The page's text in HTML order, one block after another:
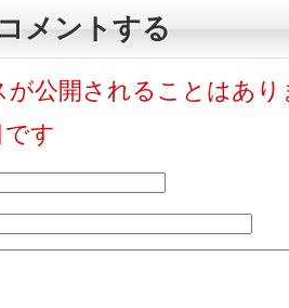
メントする
が公開されることはあ
す